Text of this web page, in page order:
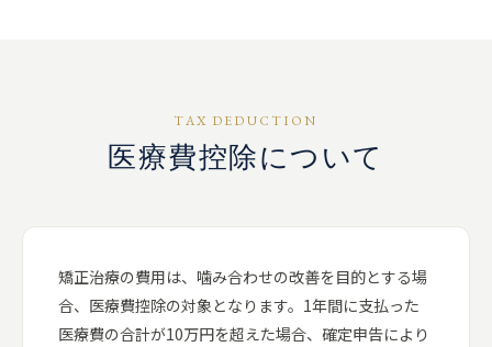
TAX DEDUCTION
医療費控除について
矯正治療の費用は、噛み合わせの改善を目的とする場
合、医療費控除の対象となります。1年間に支払った
医療費の合計が10万円を超えた場合、確定申告により